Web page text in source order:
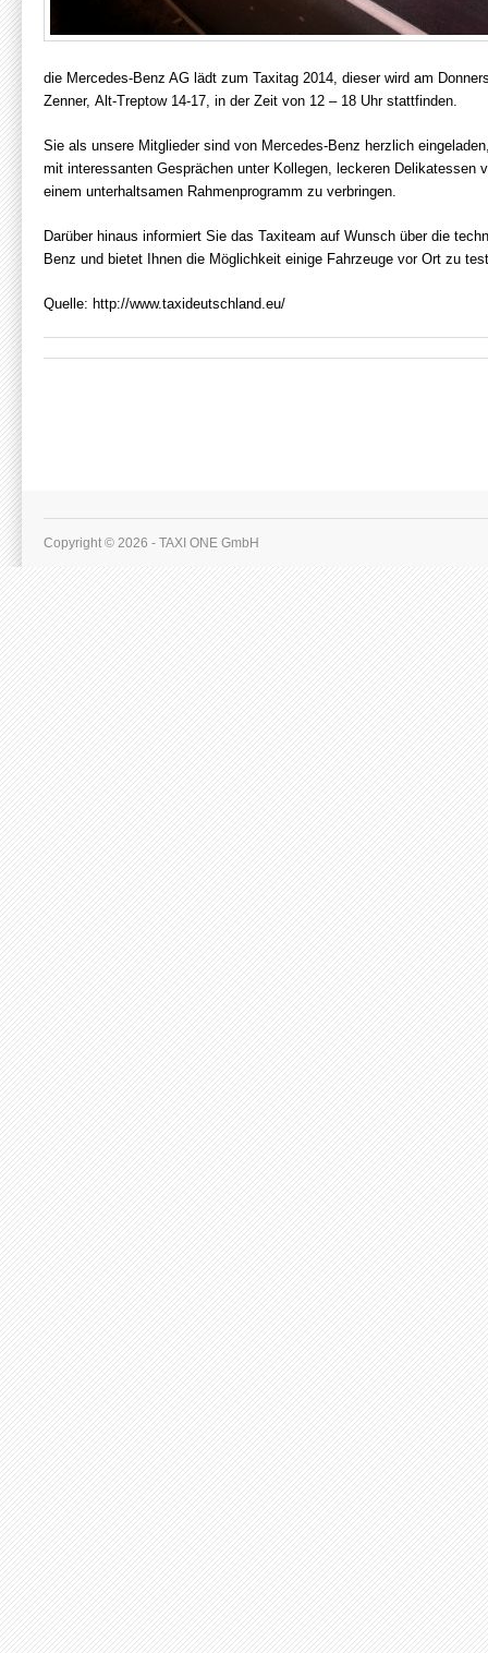
die Mercedes-Benz AG lädt zum Taxitag 2014, dieser wird am
Zenner, Alt-Treptow 14-17, in der Zeit von 12 – 18 Uhr stattfinden.
Sie als unsere Mitglieder sind von Mercedes-Benz herzlich
mit interessanten Gesprächen unter Kollegen, leckeren Delikatessen
einem unterhaltsamen Rahmenprogramm zu verbringen.
Darüber hinaus informiert Sie das Taxiteam auf Wunsch über die
Benz und bietet Ihnen die Möglichkeit einige Fahrzeuge vor Ort zu
Quelle: http://www.taxideutschland.eu/
Copyright © 2026 - TAXI ONE GmbH